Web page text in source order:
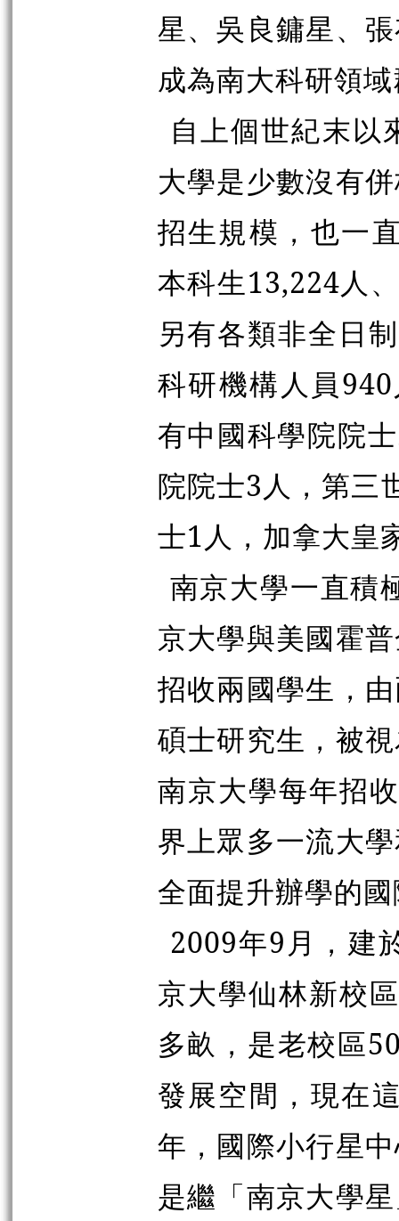
星、吳良鏞星、
成為南大科研領
自上個世紀末以
大學是少數沒有
招生規模，也一
本科生13,224人
另有各類非全日
科研機構人員
有中國科學院院
院院士3人，第三
士1人，加拿大皇
南京大學一直積
京大學與美國霍
招收兩國學生，
碩士研究生，被
南京大學每年招
界上眾多一流大
全面提升辦學的
2009年9月，建
京大學仙林新校
多畝，是老校區
發展空間，現在
年，國際小行星
是繼「南京大學